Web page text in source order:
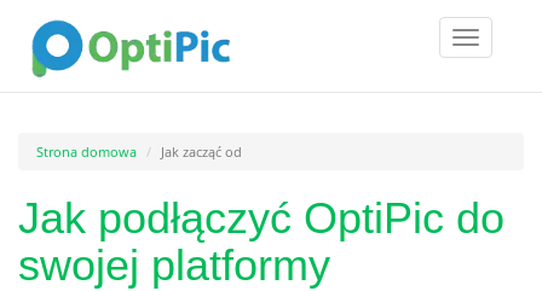
Toggle
Strona domowa Jak zacząć od
Jak podłączyć OptiPic do
swojej platformy